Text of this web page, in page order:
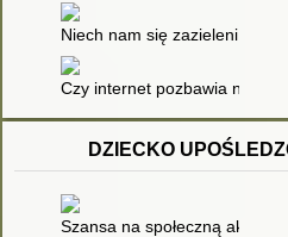
Niech nam się zazieleni! :
Czy internet pozbawia nas
DZIECKO
Szansa na społeczną